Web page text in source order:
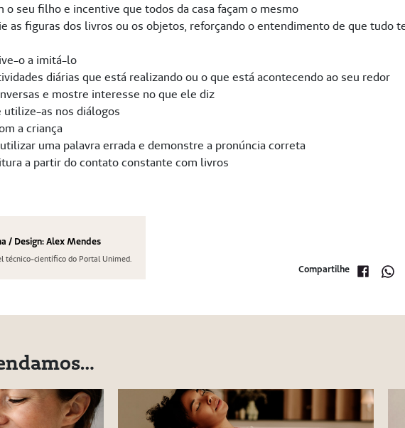
o seu filho e incentive que todos da casa façam o mesmo
as figuras dos livros ou os objetos, reforçando o entendimento de que tudo
o a imitá-lo
diárias que está realizando ou o que está acontecendo ao seu redor
e mostre interesse no que ele diz
utilize-as nos diálogos
a criança
uma palavra errada e demonstre a pronúncia correta
a partir do contato constante com livros
/ Design: Alex Mendes
técnico-científico do Portal Unimed.
Compartilhe